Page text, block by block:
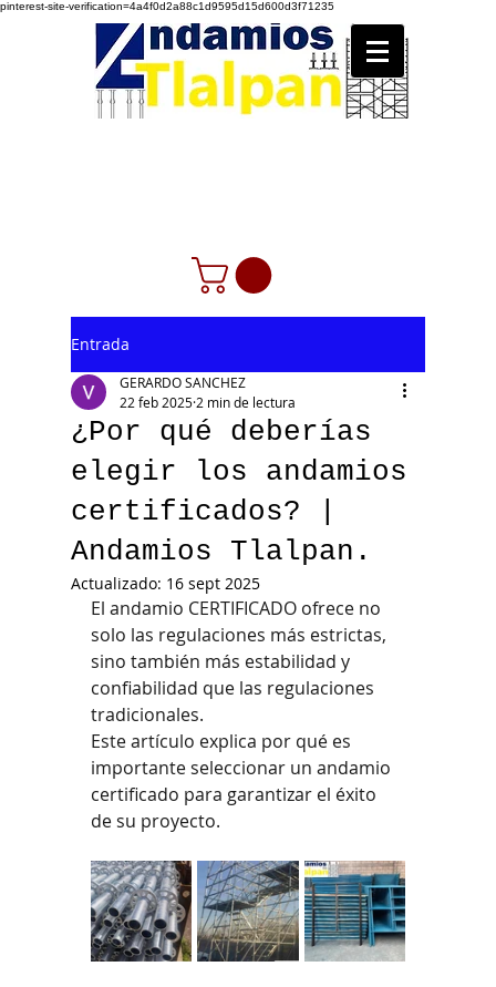
pinterest-site-verification=4a4f0d2a88c1d9595d15d600d3f71235
Entrada
¿Por qué deberías
elegir los andamios
certificados? |
Andamios Tlalpan.
GERARDO SANCHEZ
22 feb 2025 2 min de lectura
Actualizado: 16 sept 2025
El andamio CERTIFICADO ofrece no
solo las regulaciones más estrictas,
sino también más estabilidad y
confiabilidad que las regulaciones
tradicionales.
Este artículo explica por qué es
importante seleccionar un andamio
certificado para garantizar el éxito
de su proyecto.